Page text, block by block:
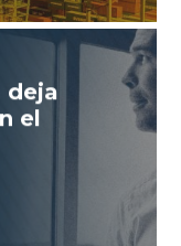
deja
el